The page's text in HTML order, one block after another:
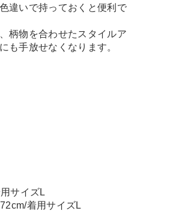
違いで持っておくと便利で
柄物を合わせたスタイルア
も手放せなくなります。
サイズL
着用サイズL